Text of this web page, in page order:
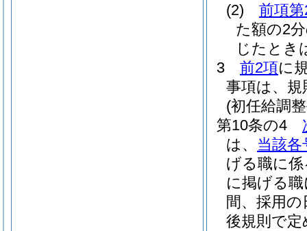
(2)
前項
た額の2
じたとき
3
前2項に
事項は、
(初任給調
第10条の4
は、 当該各
げる職に
に掲げる
間、採用の
後規則で